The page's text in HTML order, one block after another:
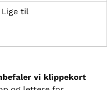
Lige til
vi klippekort